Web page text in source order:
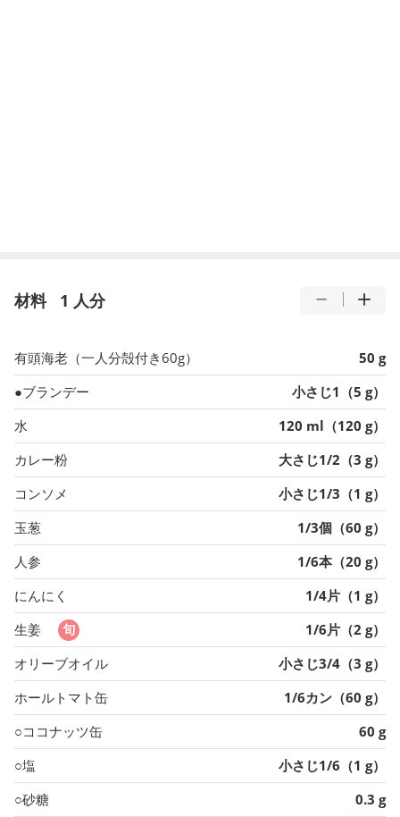
材料 1 人分
有頭海老（一人分殻付き60g）
50 g
●ブランデー
小さじ1（5 g）
水
120 ml（120 g）
カレー粉
大さじ1/2（3 g）
コンソメ
小さじ1/3（1 g）
玉葱
1/3個（60 g）
人参
1/6本（20 g）
にんにく
1/4片（1 g）
生姜
1/6片（2 g）
オリーブオイル
小さじ3/4（3 g）
ホールトマト缶
1/6カン（60 g）
○ココナッツ缶
60 g
○塩
小さじ1/6（1 g）
○砂糖
0.3 g